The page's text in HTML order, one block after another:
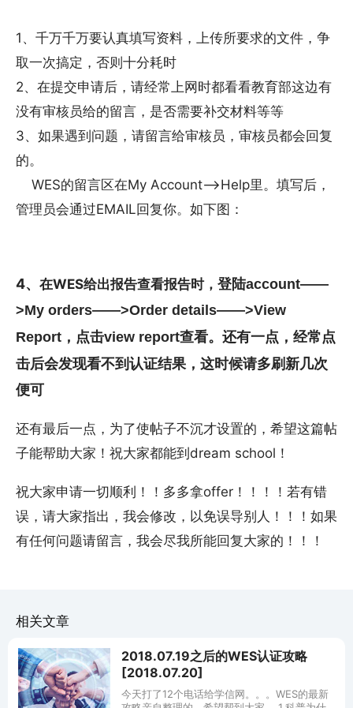
1、千万千万要认真填写资料，上传所要求的文件，争
取一次搞定，否则十分耗时
2、在提交申请后，请经常上网时都看看教育部这边有
没有审核员给的留言，是否需要补交材料等等
3、如果遇到问题，请留言给审核员，审核员都会回复
的。
WES的留言区在My Account——>Help里。填写后，
管理员会通过EMAIL回复你。如下图：
4、 在WES给出报告查看报告时， 登陆account——
>My orders——>Order details——>View
Report，点击view report查看。 还有一点，经常点
击后会发现看不到认证结果，这时候请多刷新几次
便可
还有最后一点，为了使帖子不沉才设置的，希望这篇帖
子能帮助大家！祝大家都能到dream school！
祝大家申请一切顺利！！多多拿offer！！！！若有错
误，请大家指出，我会修改，以免误导别人！！！如果
有任何问题请留言，我会尽我所能回复大家的！！！
相关文章
2018.07.19之后的WES认证攻略
[2018.07.20]
今天打了12个电话给学信网。。。WES的最新